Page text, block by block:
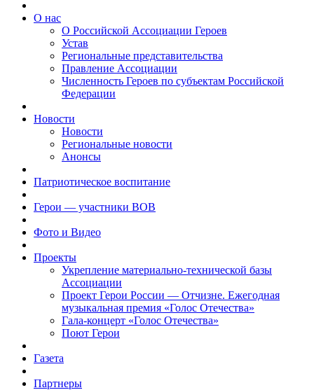
О нас
О Российской Ассоциации Героев
Устав
Региональные представительства
Правление Ассоциации
Численность Героев по субъектам Российской
Федерации
Новости
Новости
Региональные новости
Анонсы
Патриотическое воспитание
Герои — участники ВОВ
Фото и Видео
Проекты
Укрепление материально-технической базы
Ассоциации
Проект Герои России — Отчизне. Ежегодная
музыкальная премия «Голос Отечества»
Гала-концерт «Голос Отечества»
Поют Герои
Газета
Партнеры